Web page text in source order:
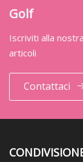
Golf
Iscriviti alla
articoli
Contattaci